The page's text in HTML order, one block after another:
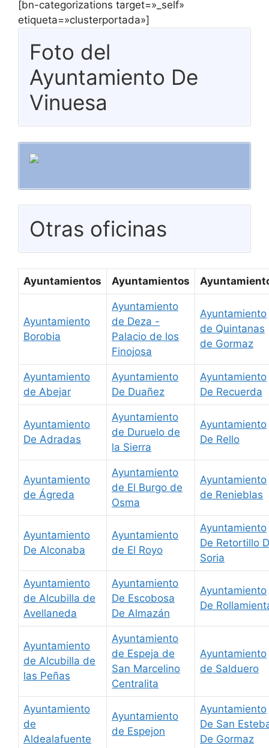
[bn-categorizations target=»_self»
etiqueta=»clusterportada»]
Foto del
Ayuntamiento De
Vinuesa
Otras oficinas
Ayuntamientos Ayuntamientos
Ayuntamiento
Borobia
Ayuntamiento
de Deza -
Palacio de los
Finojosa
Ayuntamiento
de Quintanas
de Gormaz
Ayuntamiento
de Abejar
Ayuntamiento
De Duañez
Ayuntamiento
De Recuerda
Ayuntamiento
De Adradas
Ayuntamiento
de Duruelo de
la Sierra
Ayuntamiento
De Rello
Ayuntamiento
de Ágreda
Ayuntamiento
de El Burgo de
Osma
Ayuntamiento
de Renieblas
Ayuntamiento
De Alconaba
Ayuntamiento
de El Royo
Ayuntamiento
De Retortillo
Soria
Ayuntamiento
de Alcubilla de
Avellaneda
Ayuntamiento
De Escobosa
De Almazán
Ayuntamiento
De
Ayuntamiento
de Alcubilla de
las Peñas
Ayuntamiento
de Espeja de
San Marcelino
Centralita
Ayuntamiento
de Salduero
Ayuntamiento
de
Aldealafuente
Ayuntamiento
de Espejon
Ayuntamiento
De San
De Gormaz